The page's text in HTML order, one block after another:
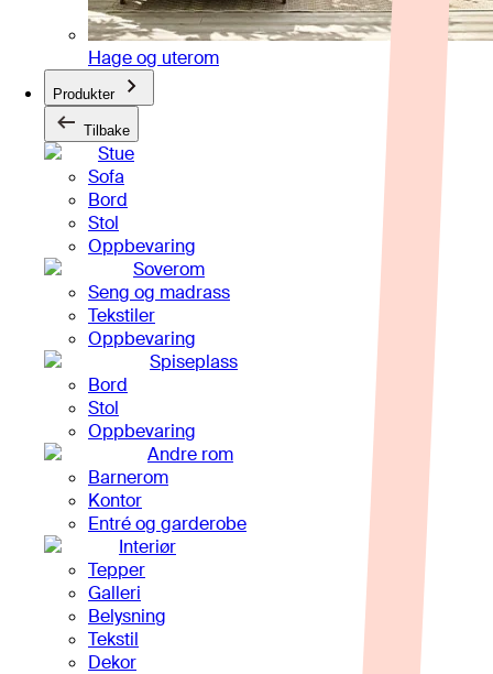
Hage og uterom
Produkter
Tilbake
Stue
Sofa
Bord
Stol
Oppbevaring
Soverom
Seng og madrass
Tekstiler
Oppbevaring
Spiseplass
Bord
Stol
Oppbevaring
Andre rom
Barnerom
Kontor
Entré og garderobe
Interiør
Tepper
Galleri
Belysning
Tekstil
Dekor